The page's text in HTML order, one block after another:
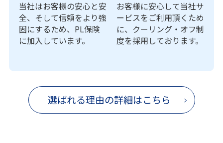
当社はお客様の安心と安
全、そして信頼をより強
固にするため、PL保険
に加入しています。
お客様に安心して当社サ
ービスをご利用頂くため
に、クーリング・オフ制
度を採用しております。
選ばれる理由の詳細はこちら